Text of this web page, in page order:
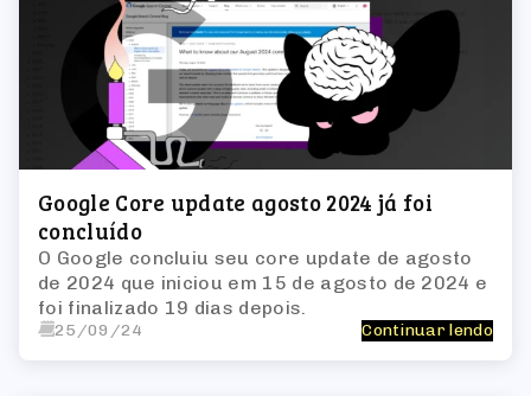
Google Core update agosto 2024 já foi
concluído
O Google concluiu seu core update de agosto
de 2024 que iniciou em 15 de agosto de 2024 e
foi finalizado 19 dias depois.
25/09/24 Continuar lendo